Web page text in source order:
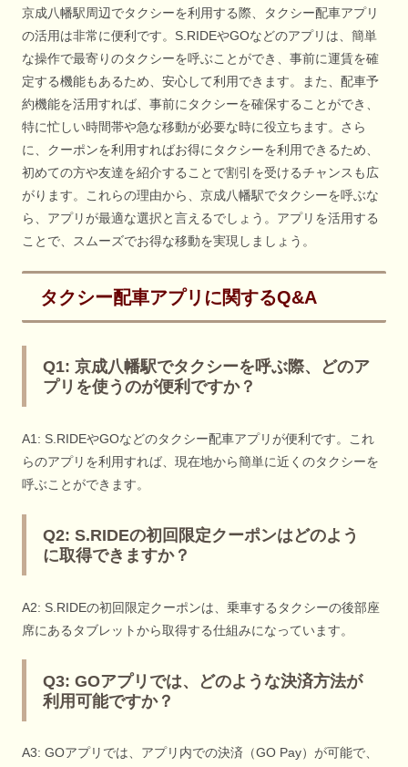
京成八幡駅周辺でタクシーを利用する際、タクシー配車アプリ
の活用は非常に便利です。S.RIDEやGOなどのアプリは、簡単
な操作で最寄りのタクシーを呼ぶことができ、事前に運賃を確
定する機能もあるため、安心して利用できます。また、配車予
約機能を活用すれば、事前にタクシーを確保することができ、
特に忙しい時間帯や急な移動が必要な時に役立ちます。さら
に、クーポンを利用すればお得にタクシーを利用できるため、
初めての方や友達を紹介することで割引を受けるチャンスも広
がります。これらの理由から、京成八幡駅でタクシーを呼ぶな
ら、アプリが最適な選択と言えるでしょう。アプリを活用する
ことで、スムーズでお得な移動を実現しましょう。
タクシー配車アプリに関するQ&A
Q1: 京成八幡駅でタクシーを呼ぶ際、どのア
プリを使うのが便利ですか？
A1: S.RIDEやGOなどのタクシー配車アプリが便利です。これ
らのアプリを利用すれば、現在地から簡単に近くのタクシーを
呼ぶことができます。
Q2: S.RIDEの初回限定クーポンはどのよう
に取得できますか？
A2: S.RIDEの初回限定クーポンは、乗車するタクシーの後部座
席にあるタブレットから取得する仕組みになっています。
Q3: GOアプリでは、どのような決済方法が
利用可能ですか？
A3: GOアプリでは、アプリ内での決済（GO Pay）が可能で、